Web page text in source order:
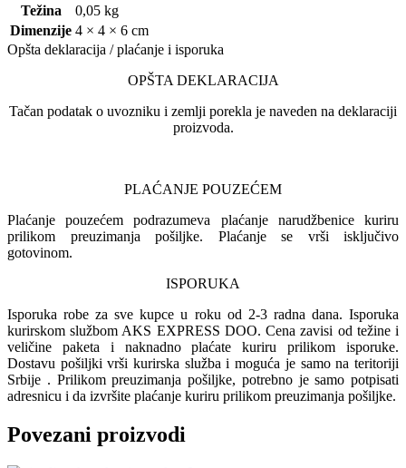
Težina
0,05 kg
Dimenzije 4 × 4 × 6 cm
Opšta deklaracija / plaćanje i isporuka
OPŠTA DEKLARACIJA
Tačan podatak o uvozniku i zemlji porekla je naveden na deklaraciji
proizvoda.
PLAĆANJE POUZEĆEM
Plaćanje pouzećem podrazumeva plaćanje narudžbenice kuriru
prilikom preuzimanja pošiljke. Plaćanje se vrši isključivo
gotovinom.
ISPORUKA
Isporuka robe za sve kupce u roku od 2-3 radna dana. Isporuka
kurirskom službom AKS EXPRESS DOO. Cena zavisi od težine i
veličine paketa i naknadno plaćate kuriru prilikom isporuke.
Dostavu pošiljki vrši kurirska služba i moguća je samo na teritoriji
Srbije . Prilikom preuzimanja pošiljke, potrebno je samo potpisati
adresnicu i da izvršite plaćanje kuriru prilikom preuzimanja pošiljke.
Povezani proizvodi